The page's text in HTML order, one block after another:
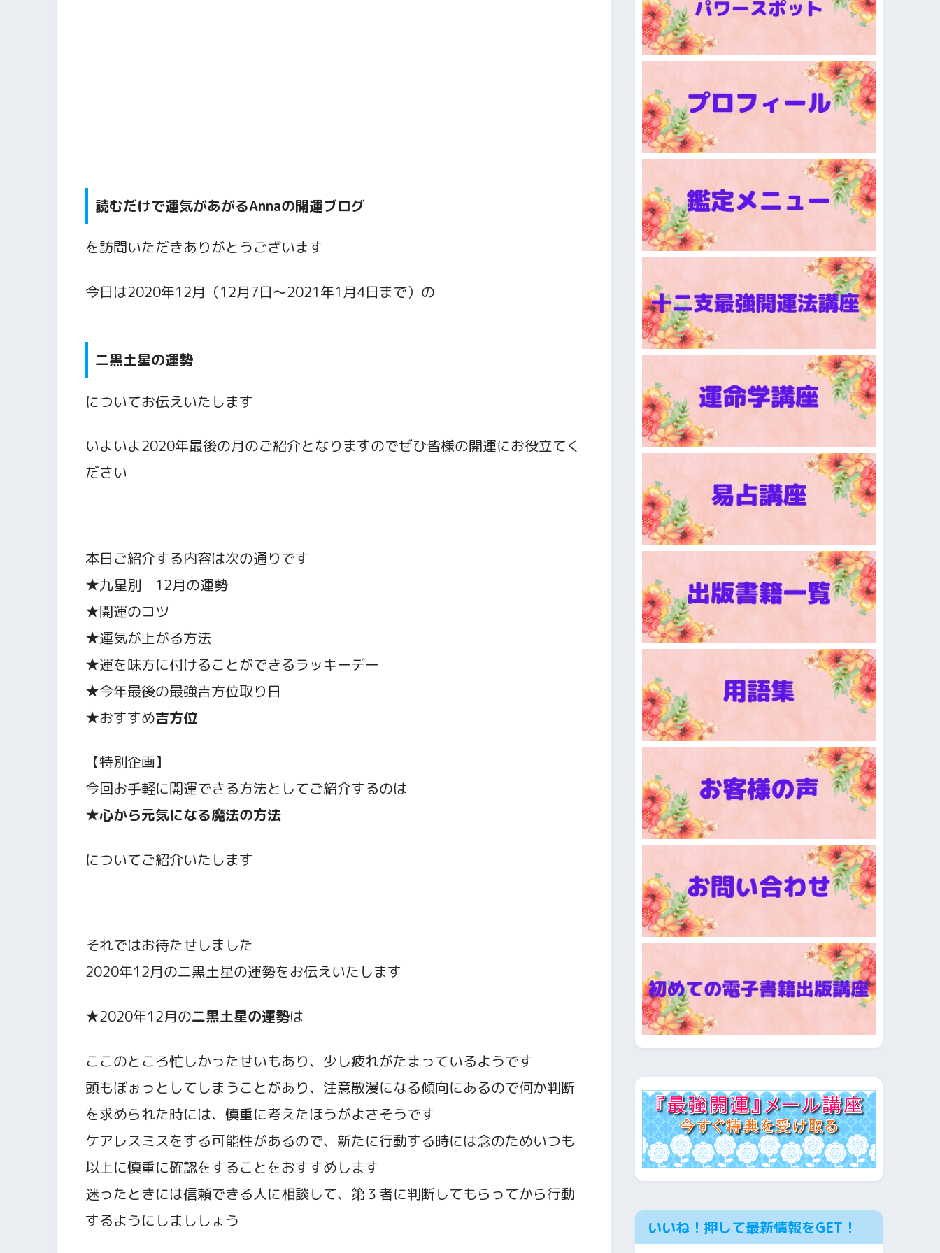
読むだけで運気があがるAnnaの開運ブログ
を訪問いただきありがとうございます
今日は2020年12月 （12月7日～2021年1月4日まで） の
二黒土星の運勢
についてお伝えいたします
いよいよ2020年最後の月のご紹介となりますのでぜひ皆様の開運にお役立てく
ださい
本日ご紹介する内容は次の通りです
★九星別 12月の運勢
★開運のコツ
★運気が上がる方法
★運を味方に付けることができるラッキーデー
★今年最後の最強吉方位取り日
★おすすめ吉方位
【特別企画】
今回お手軽に開運できる方法としてご紹介するのは
★心から元気になる魔法の方法
についてご紹介いたします
それではお待たせしました
2020年12月の二黒土星の運勢をお伝えいたします
★2020年12月の二黒土星の運勢は
ここのところ忙しかったせいもあり、少し疲れがたまっているようです
頭もぼぉっとしてしまうことがあり、注意散漫になる傾向にあるので何か判断
を求められた時には、慎重に考えたほうがよさそうです
ケアレスミスをする可能性があるので、新たに行動する時には念のためいつも
以上に慎重に確認をすることをおすすめします
迷ったときには信頼できる人に相談して、第３者に判断してもらってから行動
するようにしまししょう
いいね！押して最新情報をGET！